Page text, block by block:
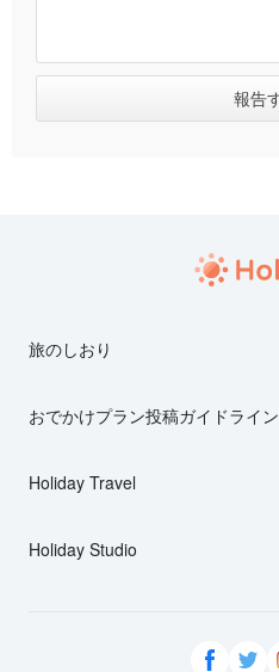
旅のしおり
おでかけプラン投稿ガイドライン
Holiday Travel
Holiday Studio